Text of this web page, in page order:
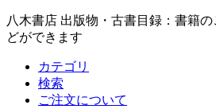
八木書店 出版物・古書目録：書籍
どができます
カテゴリ
検索
ご注文について